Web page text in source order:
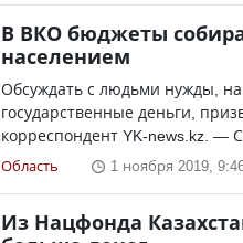
В ВКО бюджеты
населением
Обсуждать с людьми нужды,
государственные деньги,
корреспондент YK-news.kz. —
Область 1 ноября 2019,
Из Нацфонда